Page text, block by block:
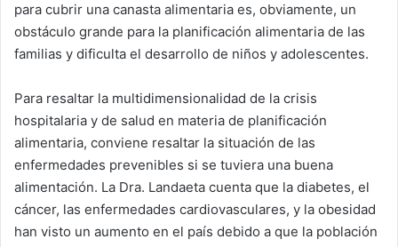
para cubrir una canasta alimentaria es, obviamente, un
obstáculo grande para la planificación alimentaria de las
familias y dificulta el desarrollo de niños y adolescentes.
Para resaltar la multidimensionalidad de la crisis
hospitalaria y de salud en materia de planificación
alimentaria, conviene resaltar la situación de las
enfermedades prevenibles si se tuviera una buena
alimentación. La Dra. Landaeta cuenta que la diabetes, el
cáncer, las enfermedades cardiovasculares, y la obesidad
han visto un aumento en el país debido a que la población